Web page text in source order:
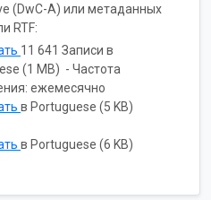
(DwC-A) или метаданных
RTF:
11 641 Записи в
(1 MB) - Частота
ежемесячно
в Portuguese (5 KB)
в Portuguese (6 KB)